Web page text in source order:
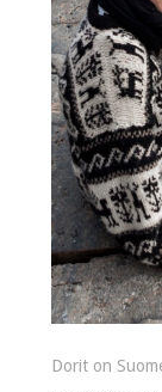
Dorit on